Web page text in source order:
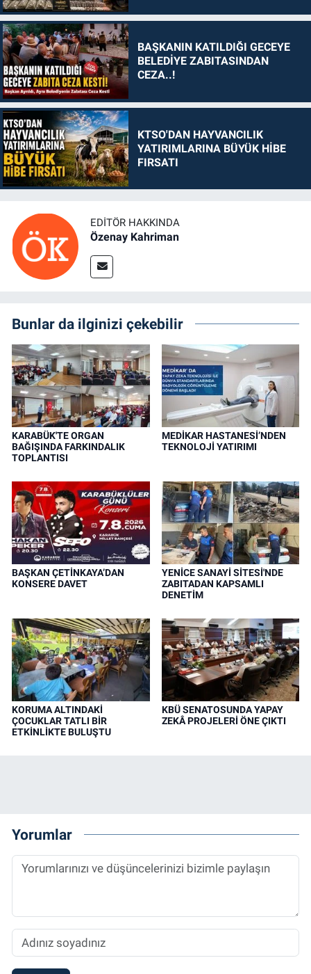
BAŞKANIN KATILDIĞI GECEYE
BELEDİYE ZABITASINDAN
CEZA..!
KTSO'DAN HAYVANCILIK
YATIRIMLARINA BÜYÜK HİBE
FIRSATI
EDITÖR HAKKINDA
Özenay Kahriman
Bunlar da ilginizi çekebilir
KARABÜK'TE ORGAN
BAĞIŞINDA FARKINDALIK
TOPLANTISI
MEDİKAR HASTANESİ’NDEN
TEKNOLOJİ YATIRIMI
BAŞKAN ÇETİNKAYA’DAN
KONSERE DAVET
YENİCE SANAYİ SİTESİ'NDE
ZABITADAN KAPSAMLI
DENETİM
KORUMA ALTINDAKİ
ÇOCUKLAR TATLI BİR
ETKİNLİKTE BULUŞTU
KBÜ SENATOSUNDA YAPAY
ZEKÂ PROJELERİ ÖNE ÇIKTI
Yorumlar